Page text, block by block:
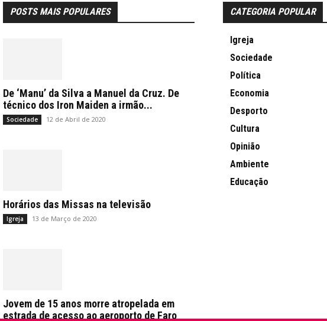
POSTS MAIS POPULARES
De ‘Manu’ da Silva a Manuel da Cruz. De
técnico dos Iron Maiden a irmão...
Sociedade 12 de Abril de 2020
Horários das Missas na televisão
Igreja 13 de Março de 2020
Jovem de 15 anos morre atropelada em
estrada de acesso ao aeroporto de Faro
CATEGORIA POPULAR
Igreja
Sociedade
Política
Economia
Desporto
Cultura
Opinião
Ambiente
Educação